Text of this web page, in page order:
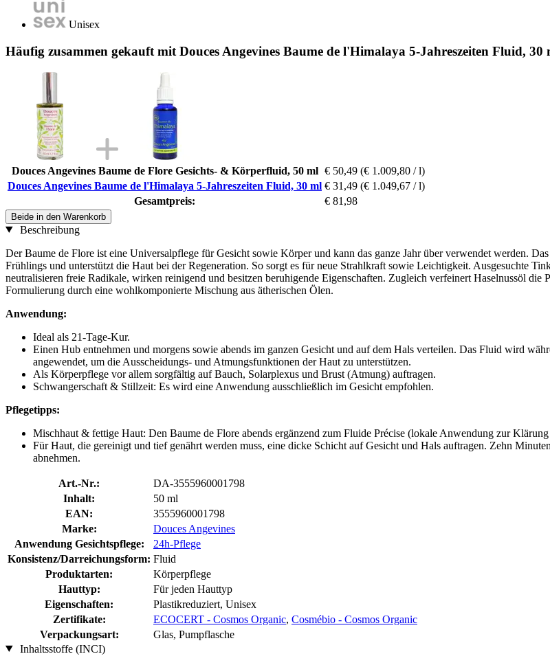
Unisex
Häufig zusammen gekauft mit Douces Angevines Baume de l'Himalaya 5-Jahreszeiten Fluid, 30
Douces Angevines Baume de Flore Gesichts- & Körperfluid, 50 ml € 50,49 (€ 1.009,80 / l)
Douces Angevines Baume de l'Himalaya 5-Jahreszeiten Fluid, 30 ml € 31,49 (€ 1.049,67 / l)
Gesamtpreis:
€ 81,98
Beide in den Warenkorb
Beschreibung
Der Baume de Flore ist eine Universalpflege für Gesicht sowie Körper und kann das ganze Jahr über verwendet werden.
Frühlings und unterstützt die Haut bei der Regeneration. So sorgt es für neue Strahlkraft sowie Leichtigkeit. Ausgesuchte
neutralisieren freie Radikale, wirken reinigend und besitzen beruhigende Eigenschaften. Zugleich verfeinert Haselnussöl
Formulierung durch eine wohlkomponierte Mischung aus ätherischen Ölen.
Anwendung:
Ideal als 21-Tage-Kur.
Einen Hub entnehmen und morgens sowie abends im ganzen Gesicht und auf dem Hals verteilen. Das Fluid wird
angewendet, um die Ausscheidungs- und Atmungsfunktionen der Haut zu unterstützen.
Als Körperpflege vor allem sorgfältig auf Bauch, Solarplexus und Brust (Atmung) auftragen.
Schwangerschaft & Stillzeit: Es wird eine Anwendung ausschließlich im Gesicht empfohlen.
Pflegetipps:
Mischhaut & fettige Haut: Den Baume de Flore abends ergänzend zum Fluide Précise (lokale Anwendung zur
Für Haut, die gereinigt und tief genährt werden muss, eine dicke Schicht auf Gesicht und Hals auftragen. Zehn
abnehmen.
Art.-Nr.:
DA-3555960001798
Inhalt:
50 ml
EAN:
3555960001798
Marke:
Douces Angevines
Anwendung Gesichtspflege:
24h-Pflege
Konsistenz/Darreichungsform: Fluid
Produktarten:
Körperpflege
Hauttyp:
Für jeden Hauttyp
Eigenschaften:
Plastikreduziert, Unisex
Zertifikate:
ECOCERT - Cosmos Organic, Cosmébio - Cosmos Organic
Verpackungsart:
Glas, Pumpflasche
Inhaltsstoffe (INCI)